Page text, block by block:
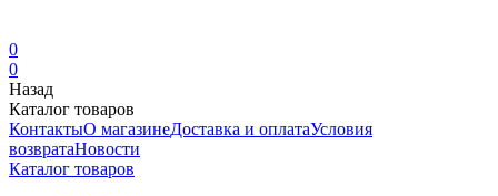
0
0
Назад
Каталог товаров
КонтактыО магазинеДоставка и оплатаУсловия
возвратаНовости
Каталог товаров